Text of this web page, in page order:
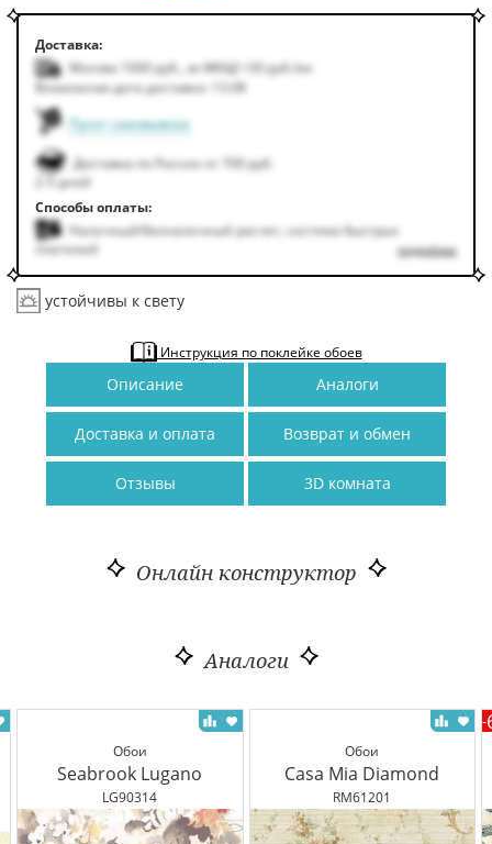
Доставка:
Москва 1000руб. за МКАД +50руб. /км
Возможная дата доставки: 13.08
Пункт самовывоза
Доставка по России от 700 руб.
2-5 дней
Способы оплаты:
Наличный/безналичный расчет, система быстрых
платежей
подробнее
устойчивы к свету
Инструкция по поклейке обоев
Описание Аналоги
Доставка и оплата Возврат и обмен
Отзывы 3D комната
Онлайн конструктор
Аналоги
Обои
Seabrook Lugano
LG90314
Обои
Casa Mia Diamond
RM61201
-